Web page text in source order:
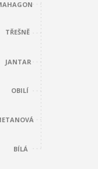
TŘEŠNĚ
JANTAR
OBILÍ
BÍLÁ